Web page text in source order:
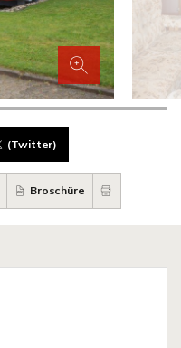
(Twitter)
Broschüre